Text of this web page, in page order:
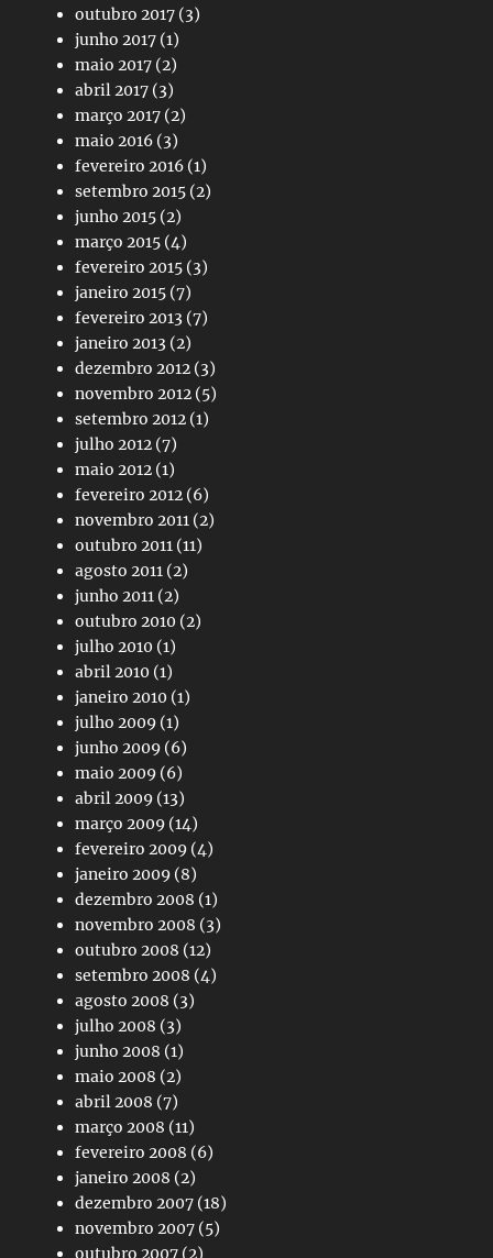
outubro 2017 (3)
junho 2017 (1)
maio 2017 (2)
abril 2017 (3)
março 2017 (2)
maio 2016 (3)
fevereiro 2016 (1)
setembro 2015 (2)
junho 2015 (2)
março 2015 (4)
fevereiro 2015 (3)
janeiro 2015 (7)
fevereiro 2013 (7)
janeiro 2013 (2)
dezembro 2012 (3)
novembro 2012 (5)
setembro 2012 (1)
julho 2012 (7)
maio 2012 (1)
fevereiro 2012 (6)
novembro 2011 (2)
outubro 2011 (11)
agosto 2011 (2)
junho 2011 (2)
outubro 2010 (2)
julho 2010 (1)
abril 2010 (1)
janeiro 2010 (1)
julho 2009 (1)
junho 2009 (6)
maio 2009 (6)
abril 2009 (13)
março 2009 (14)
fevereiro 2009 (4)
janeiro 2009 (8)
dezembro 2008 (1)
novembro 2008 (3)
outubro 2008 (12)
setembro 2008 (4)
agosto 2008 (3)
julho 2008 (3)
junho 2008 (1)
maio 2008 (2)
abril 2008 (7)
março 2008 (11)
fevereiro 2008 (6)
janeiro 2008 (2)
dezembro 2007 (18)
novembro 2007 (5)
outubro 2007 (2)